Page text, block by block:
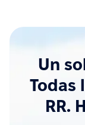
Un
Todas
RR.